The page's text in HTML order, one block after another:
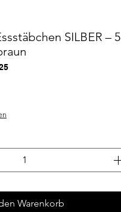
SILBER – 5
Warenkorb